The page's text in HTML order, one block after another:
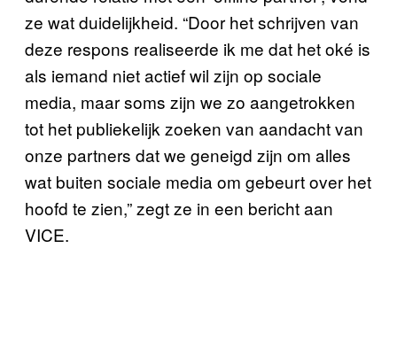
ze wat duidelijkheid. “Door het schrijven van
deze respons realiseerde ik me dat het oké is
als iemand niet actief wil zijn op sociale
media, maar soms zijn we zo aangetrokken
tot het publiekelijk zoeken van aandacht van
onze partners dat we geneigd zijn om alles
wat buiten sociale media om gebeurt over het
hoofd te zien,” zegt ze in een bericht aan
VICE.